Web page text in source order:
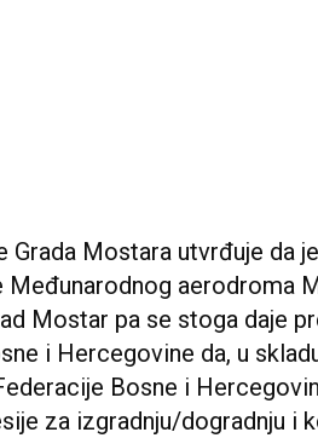
Grada Mostara utvrđuje da
Međunarodnog aerodroma
Mostar pa se stoga daje
i Hercegovine da, u
Bosne i
za izgradnju/dogradnju i